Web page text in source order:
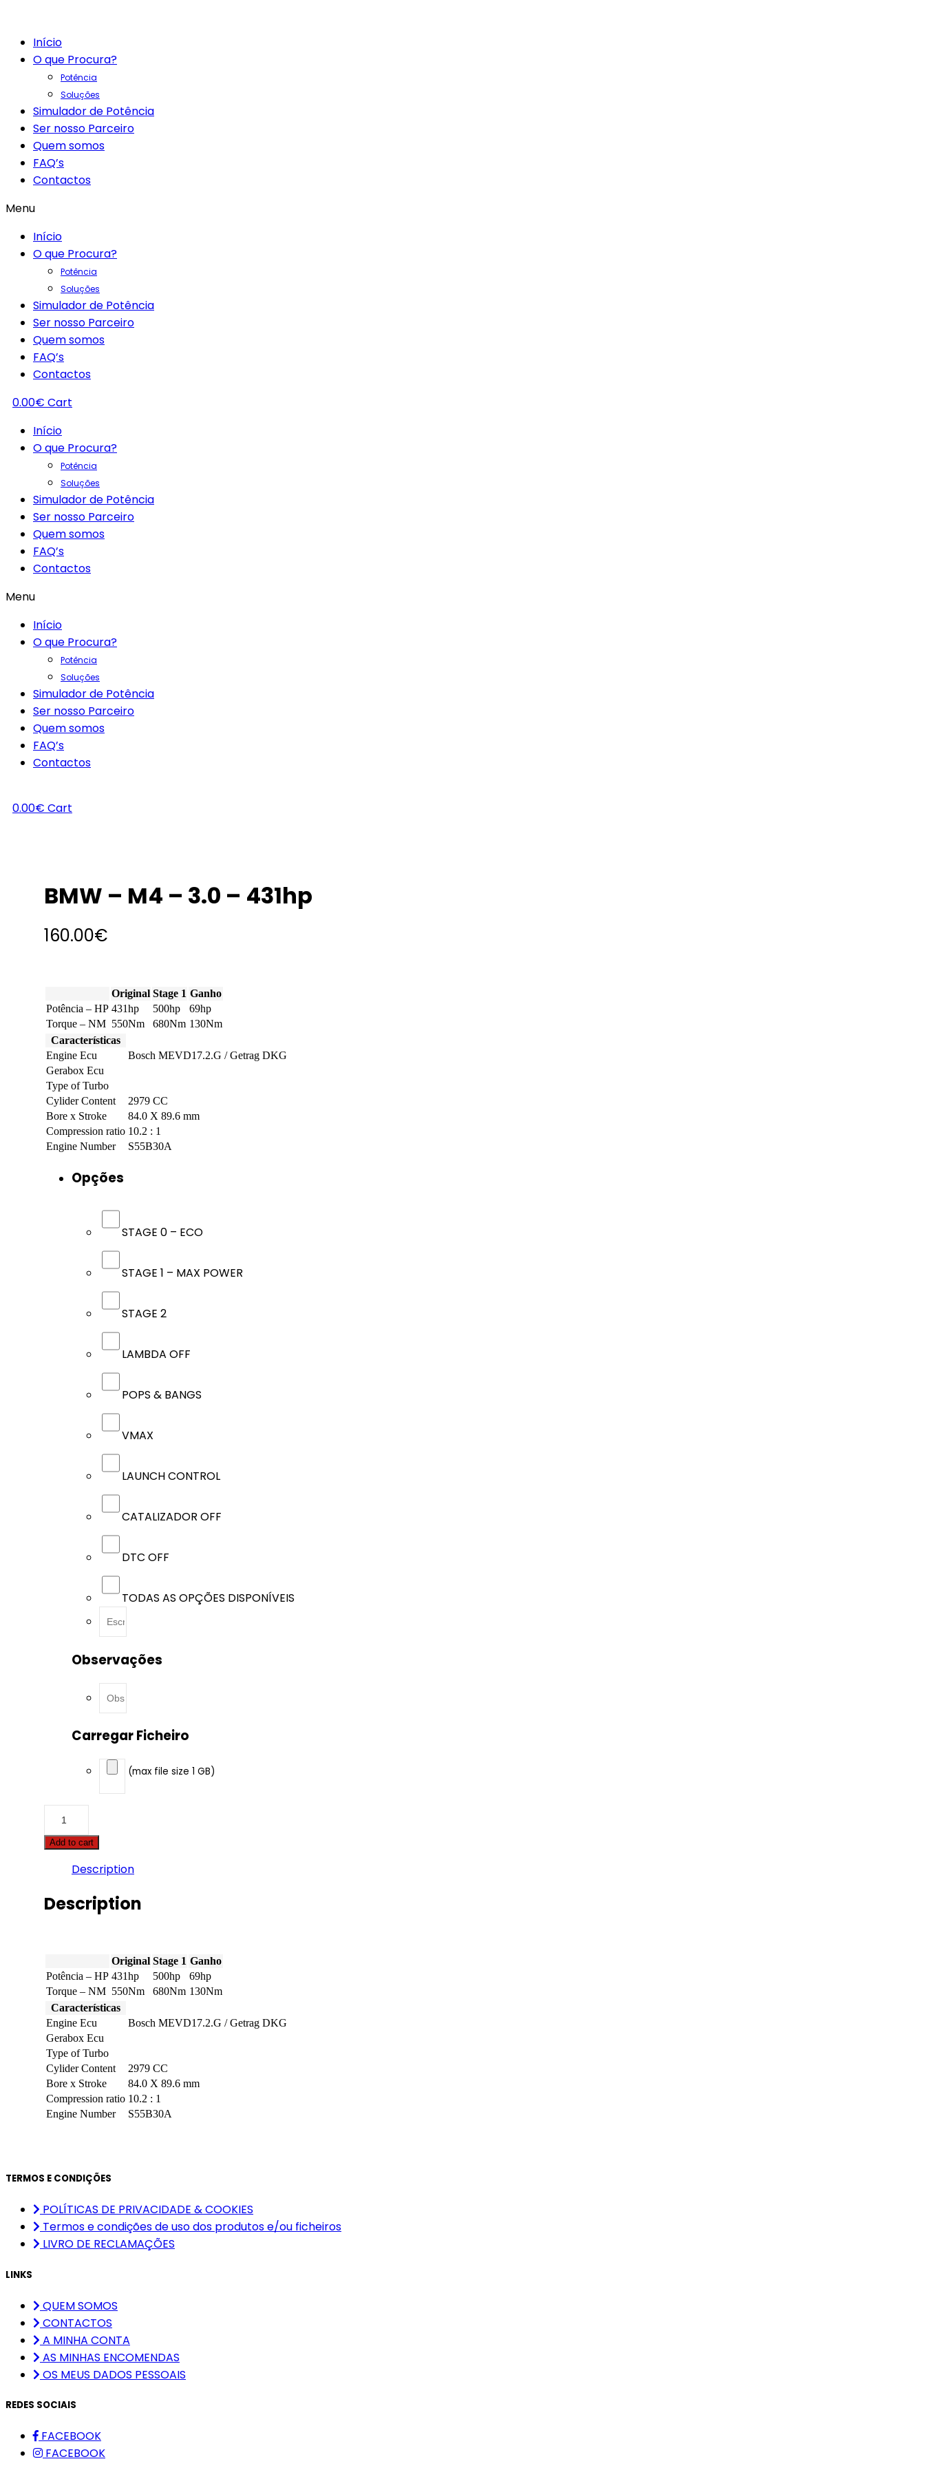
Início
O que Procura?
Potência
Soluções
Simulador de Potência
Ser nosso Parceiro
Quem somos
FAQ’s
Contactos
Menu
Início
O que Procura?
Potência
Soluções
Simulador de Potência
Ser nosso Parceiro
Quem somos
FAQ’s
Contactos
0.00€ Cart
Início
O que Procura?
Potência
Soluções
Simulador de Potência
Ser nosso Parceiro
Quem somos
FAQ’s
Contactos
Menu
Início
O que Procura?
Potência
Soluções
Simulador de Potência
Ser nosso Parceiro
Quem somos
FAQ’s
Contactos
0.00€ Cart
BMW – M4 – 3.0 – 431hp
160.00€
Original Stage 1 Ganho
Potência – HP 431hp 500hp
69hp
Torque – NM 550Nm 680Nm 130Nm
Características
Engine Ecu
Bosch MEVD17.2.G / Getrag DKG
Gerabox Ecu
Type of Turbo
Cylider Content
2979 CC
Bore x Stroke
84.0 X 89.6 mm
Compression ratio 10.2 : 1
Engine Number
S55B30A
Opções
STAGE 0 – ECO
STAGE 1 – MAX POWER
STAGE 2
LAMBDA OFF
POPS & BANGS
VMAX
LAUNCH CONTROL
CATALIZADOR OFF
DTC OFF
TODAS AS OPÇÕES DISPONÍVEIS
Observações
Carregar Ficheiro
(max file size 1 GB)
M4
-
quantity
Add to cart
Description
Description
Original Stage 1 Ganho
Potência – HP 431hp 500hp
69hp
Torque – NM 550Nm 680Nm 130Nm
Características
Engine Ecu
Bosch MEVD17.2.G / Getrag DKG
Gerabox Ecu
Type of Turbo
Cylider Content
2979 CC
Bore x Stroke
84.0 X 89.6 mm
Compression ratio 10.2 : 1
Engine Number
S55B30A
TERMOS E CONDIÇÕES
POLÍTICAS DE PRIVACIDADE & COOKIES
Termos e condições de uso dos produtos e/ou ficheiros
LIVRO DE RECLAMAÇÕES
LINKS
QUEM SOMOS
CONTACTOS
A MINHA CONTA
AS MINHAS ENCOMENDAS
OS MEUS DADOS PESSOAIS
REDES SOCIAIS
FACEBOOK
FACEBOOK